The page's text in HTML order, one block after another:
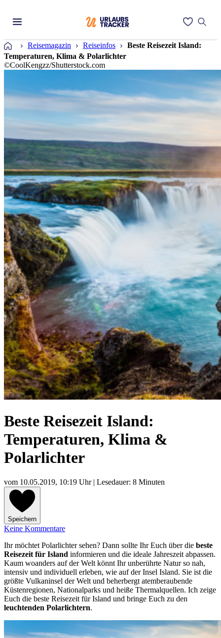
Startseite
Reisemagazin Reiseinfos
Beste Reisezeit Island:
Temperaturen, Klima & Polarlichter
©CoolKengzz/Shutterstock.com
Beste Reisezeit Island:
Temperaturen, Klima &
Polarlichter
vom 10.05.2019, 10:19 Uhr| Lesedauer: 8 Minuten
Speichern
Keine Kommentare
Ihr möchtet Polarlichter sehen? Dann sollte Ihr Euch über die beste
Reisezeit für Island informieren und die ideale Jahreszeit abpassen.
Kaum woanders auf der Welt könnt Ihr unberührte Natur so nah,
intensiv und individuell erleben, wie auf der Insel Island. Sie ist die
größte Vulkaninsel der Welt und beherbergt atemberaubende
Küstenregionen, Nationalparks und heiße Thermalquellen. Ich zeige
Euch die beste Reisezeit für Island und bringe Euch zu den
leuchtenden Polarlichtern.